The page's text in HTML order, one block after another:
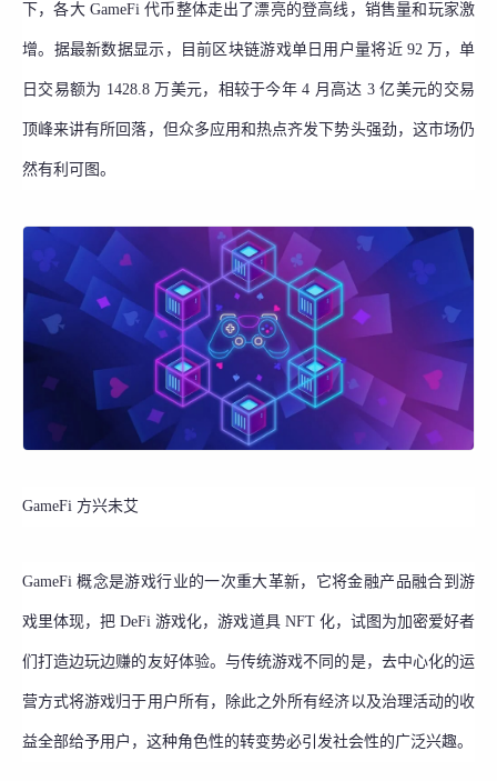
下，各大 GameFi 代币整体走出了漂亮的登高线，销售量和玩家激
增。据最新数据显示，目前区块链游戏单日用户量将近 92 万，单
日交易额为 1428.8 万美元，相较于今年 4 月高达 3 亿美元的交易
顶峰来讲有所回落，但众多应用和热点齐发下势头强劲，这市场仍
然有利可图。
GameFi 方兴未艾
GameFi 概念是游戏行业的一次重大革新，它将金融产品融合到游
戏里体现，把 DeFi 游戏化，游戏道具 NFT 化，试图为加密爱好者
们打造边玩边赚的友好体验。与传统游戏不同的是，去中心化的运
营方式将游戏归于用户所有，除此之外所有经济以及治理活动的收
益全部给予用户，这种角色性的转变势必引发社会性的广泛兴趣。